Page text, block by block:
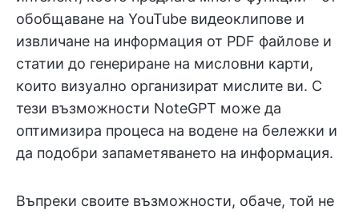
обобщаване на YouTube видеоклипове и
извличане на информация от PDF файлове и
статии до генериране на мисловни карти,
които визуално организират мислите ви. С
тези възможности NoteGPT може да
оптимизира процеса на водене на бележки и
да подобри запаметяването на информация.
Въпреки своите възможности, обаче, той не